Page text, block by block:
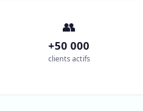
👥
+50 000
clients actifs